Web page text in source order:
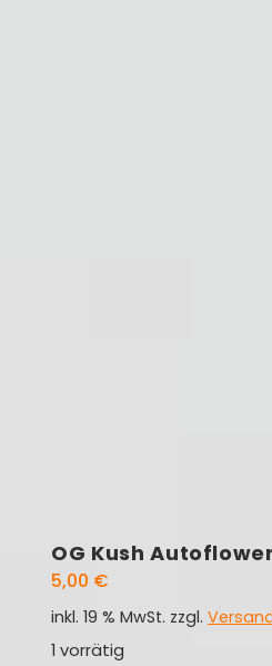
OG Kush
5,00 €
inkl. 19 % MwSt. zzgl.
1 vorrätig